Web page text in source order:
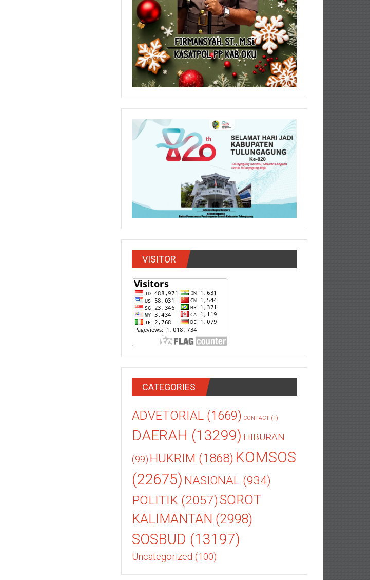
VISITOR
CATEGORIES
ADVETORIAL (1669) CONTACT (1)
DAERAH (13299) HIBURAN
(99) HUKRIM (1868) KOMSOS
(22675) NASIONAL (934)
POLITIK (2057)SOROT
KALIMANTAN (2998)
SOSBUD (13197)
Uncategorized (100)